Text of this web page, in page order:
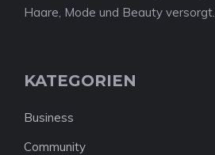
Haare, Mode und Beauty versorgt.
KATEGORIEN
Business
Community